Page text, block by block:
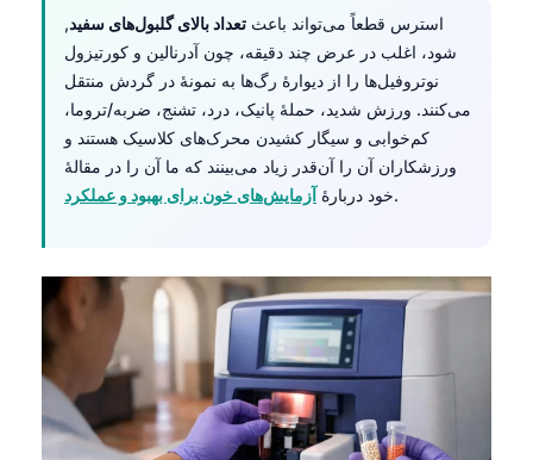
استرس قطعاً می‌تواند باعث تعداد بالای گلبول‌های سفید,
شود، اغلب در عرض چند دقیقه، چون آدرنالین و کورتیزول
نوتروفیل‌ها را از دیوارهٔ رگ‌ها به نمونهٔ در گردش منتقل
می‌کنند. ورزش شدید، حملهٔ پانیک، درد، تشنج، ضربه/تروما،
کم‌خوابی و سیگار کشیدن محرک‌های کلاسیک هستند و
ورزشکاران آن را آن‌قدر زیاد می‌بینند که ما آن را در مقالهٔ
خود دربارهٔ آزمایش‌های خون برای بهبود و عملکرد .